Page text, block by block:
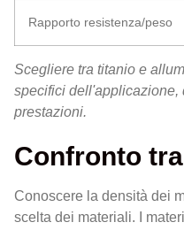
Rapporto resistenza/peso
Scegliere tra titanio e
specifici dell'applicazione,
prestazioni.
Confronto
Conoscere la densità dei
scelta dei materiali. I